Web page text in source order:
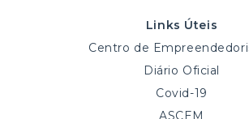
Links Úteis
Centro de
Diário Oficial
Covid-19